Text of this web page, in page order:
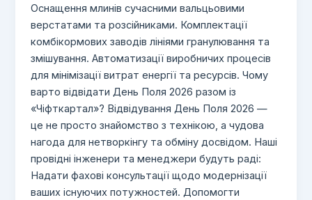
Оснащення млинів сучасними вальцьовими
верстатами та розсійниками. Комплектації
комбікормових заводів лініями гранулювання та
змішування. Автоматизації виробничих процесів
для мінімізації витрат енергії та ресурсів. Чому
варто відвідати День Поля 2026 разом із
«Чіфткартал»? Відвідування День Поля 2026 —
це не просто знайомство з технікою, а чудова
нагода для нетворкінгу та обміну досвідом. Наші
провідні інженери та менеджери будуть раді:
Надати фахові консультації щодо модернізації
ваших існуючих потужностей. Допомогти